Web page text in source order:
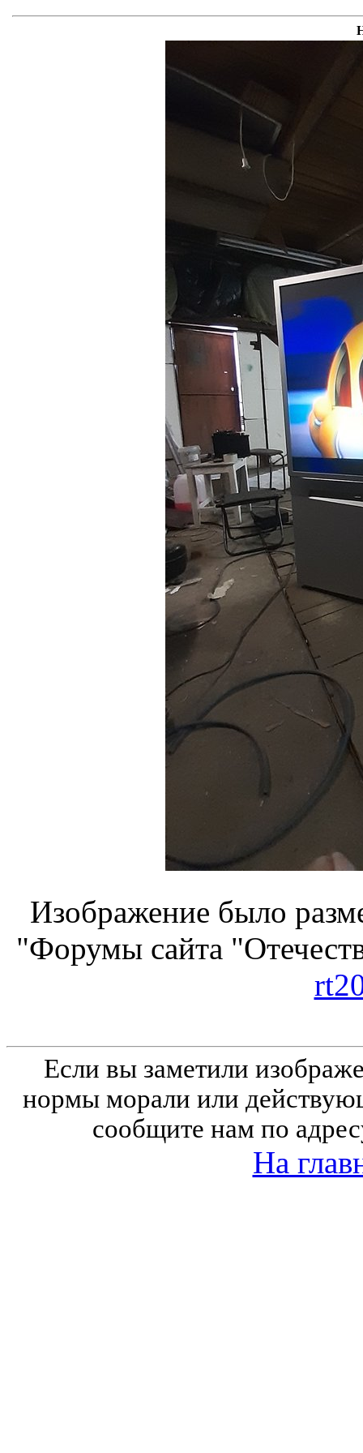
Изображение было
"Форумы сайта
Если вы заметили
нормы морали или
сообщите нам по
На